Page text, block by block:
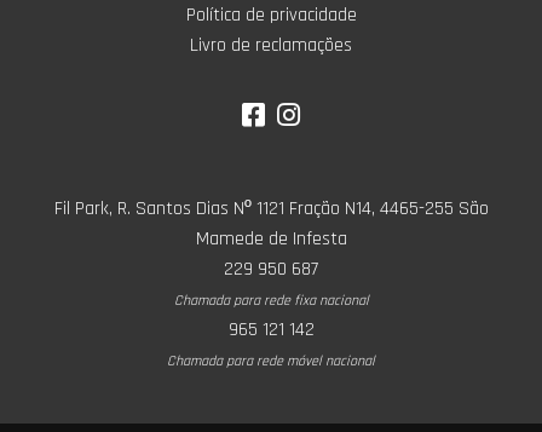
Política de privacidade
Livro de reclamações
Fil Park, R. Santos Dias Nº 1121 Fração N14, 4465-255 São
Mamede de Infesta
229 950 687
Chamada para rede fixa nacional
965 121 142
Chamada para rede móvel nacional